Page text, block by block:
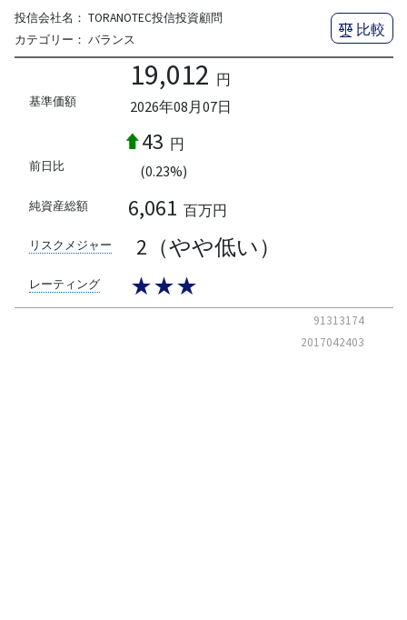
投信会社名： TORANOTEC投信投資顧問
カテゴリー： バランス
比較
基準価額
19,012 円
2026年08月07日
前日比
43 円
(0.23%)
純資産総額 6,061 百万円
リスクメジャー 2（やや低い）
レーティング ★★★
91313174
2017042403